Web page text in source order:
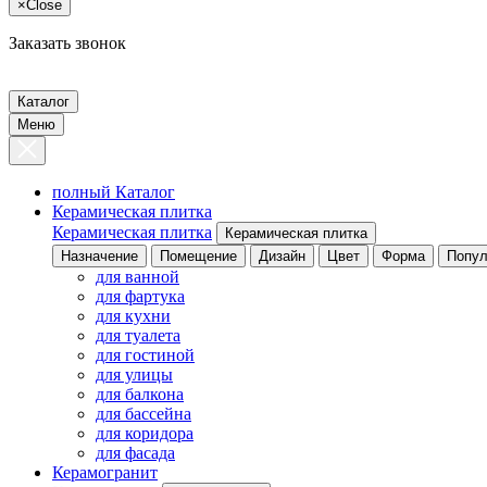
×Close
Заказать звонок
Каталог
Меню
полный Каталог
Керамическая плитка
Керамическая плитка
Керамическая плитка
Назначение
Помещение Дизайн Цвет Форма
для ванной
для фартука
для кухни
для туалета
для гостиной
для улицы
для балкона
для бассейна
для коридора
для фасада
Керамогранит